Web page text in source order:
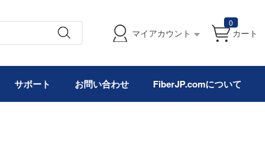
マイアカウント
0
カート
サポート お問い合わせ FiberJP.comについて